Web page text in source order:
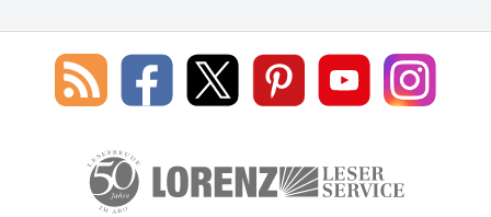
Social Media
Blog
des
Leserservice
Lorenz
Leserservice
Lorenz
Leserservice
Lorenz
Leserservice
Lorenz
Leserservice
Lorenz